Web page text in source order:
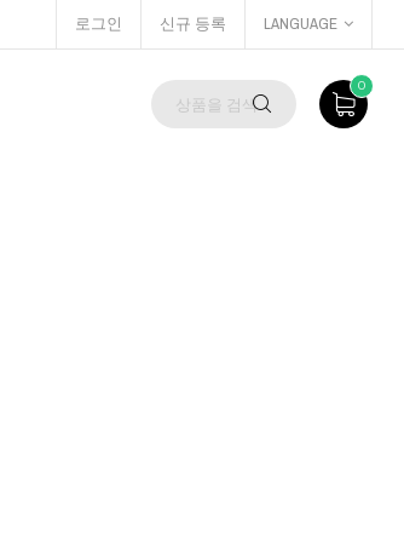
로그인 신규 등록 LANGUAGE
0